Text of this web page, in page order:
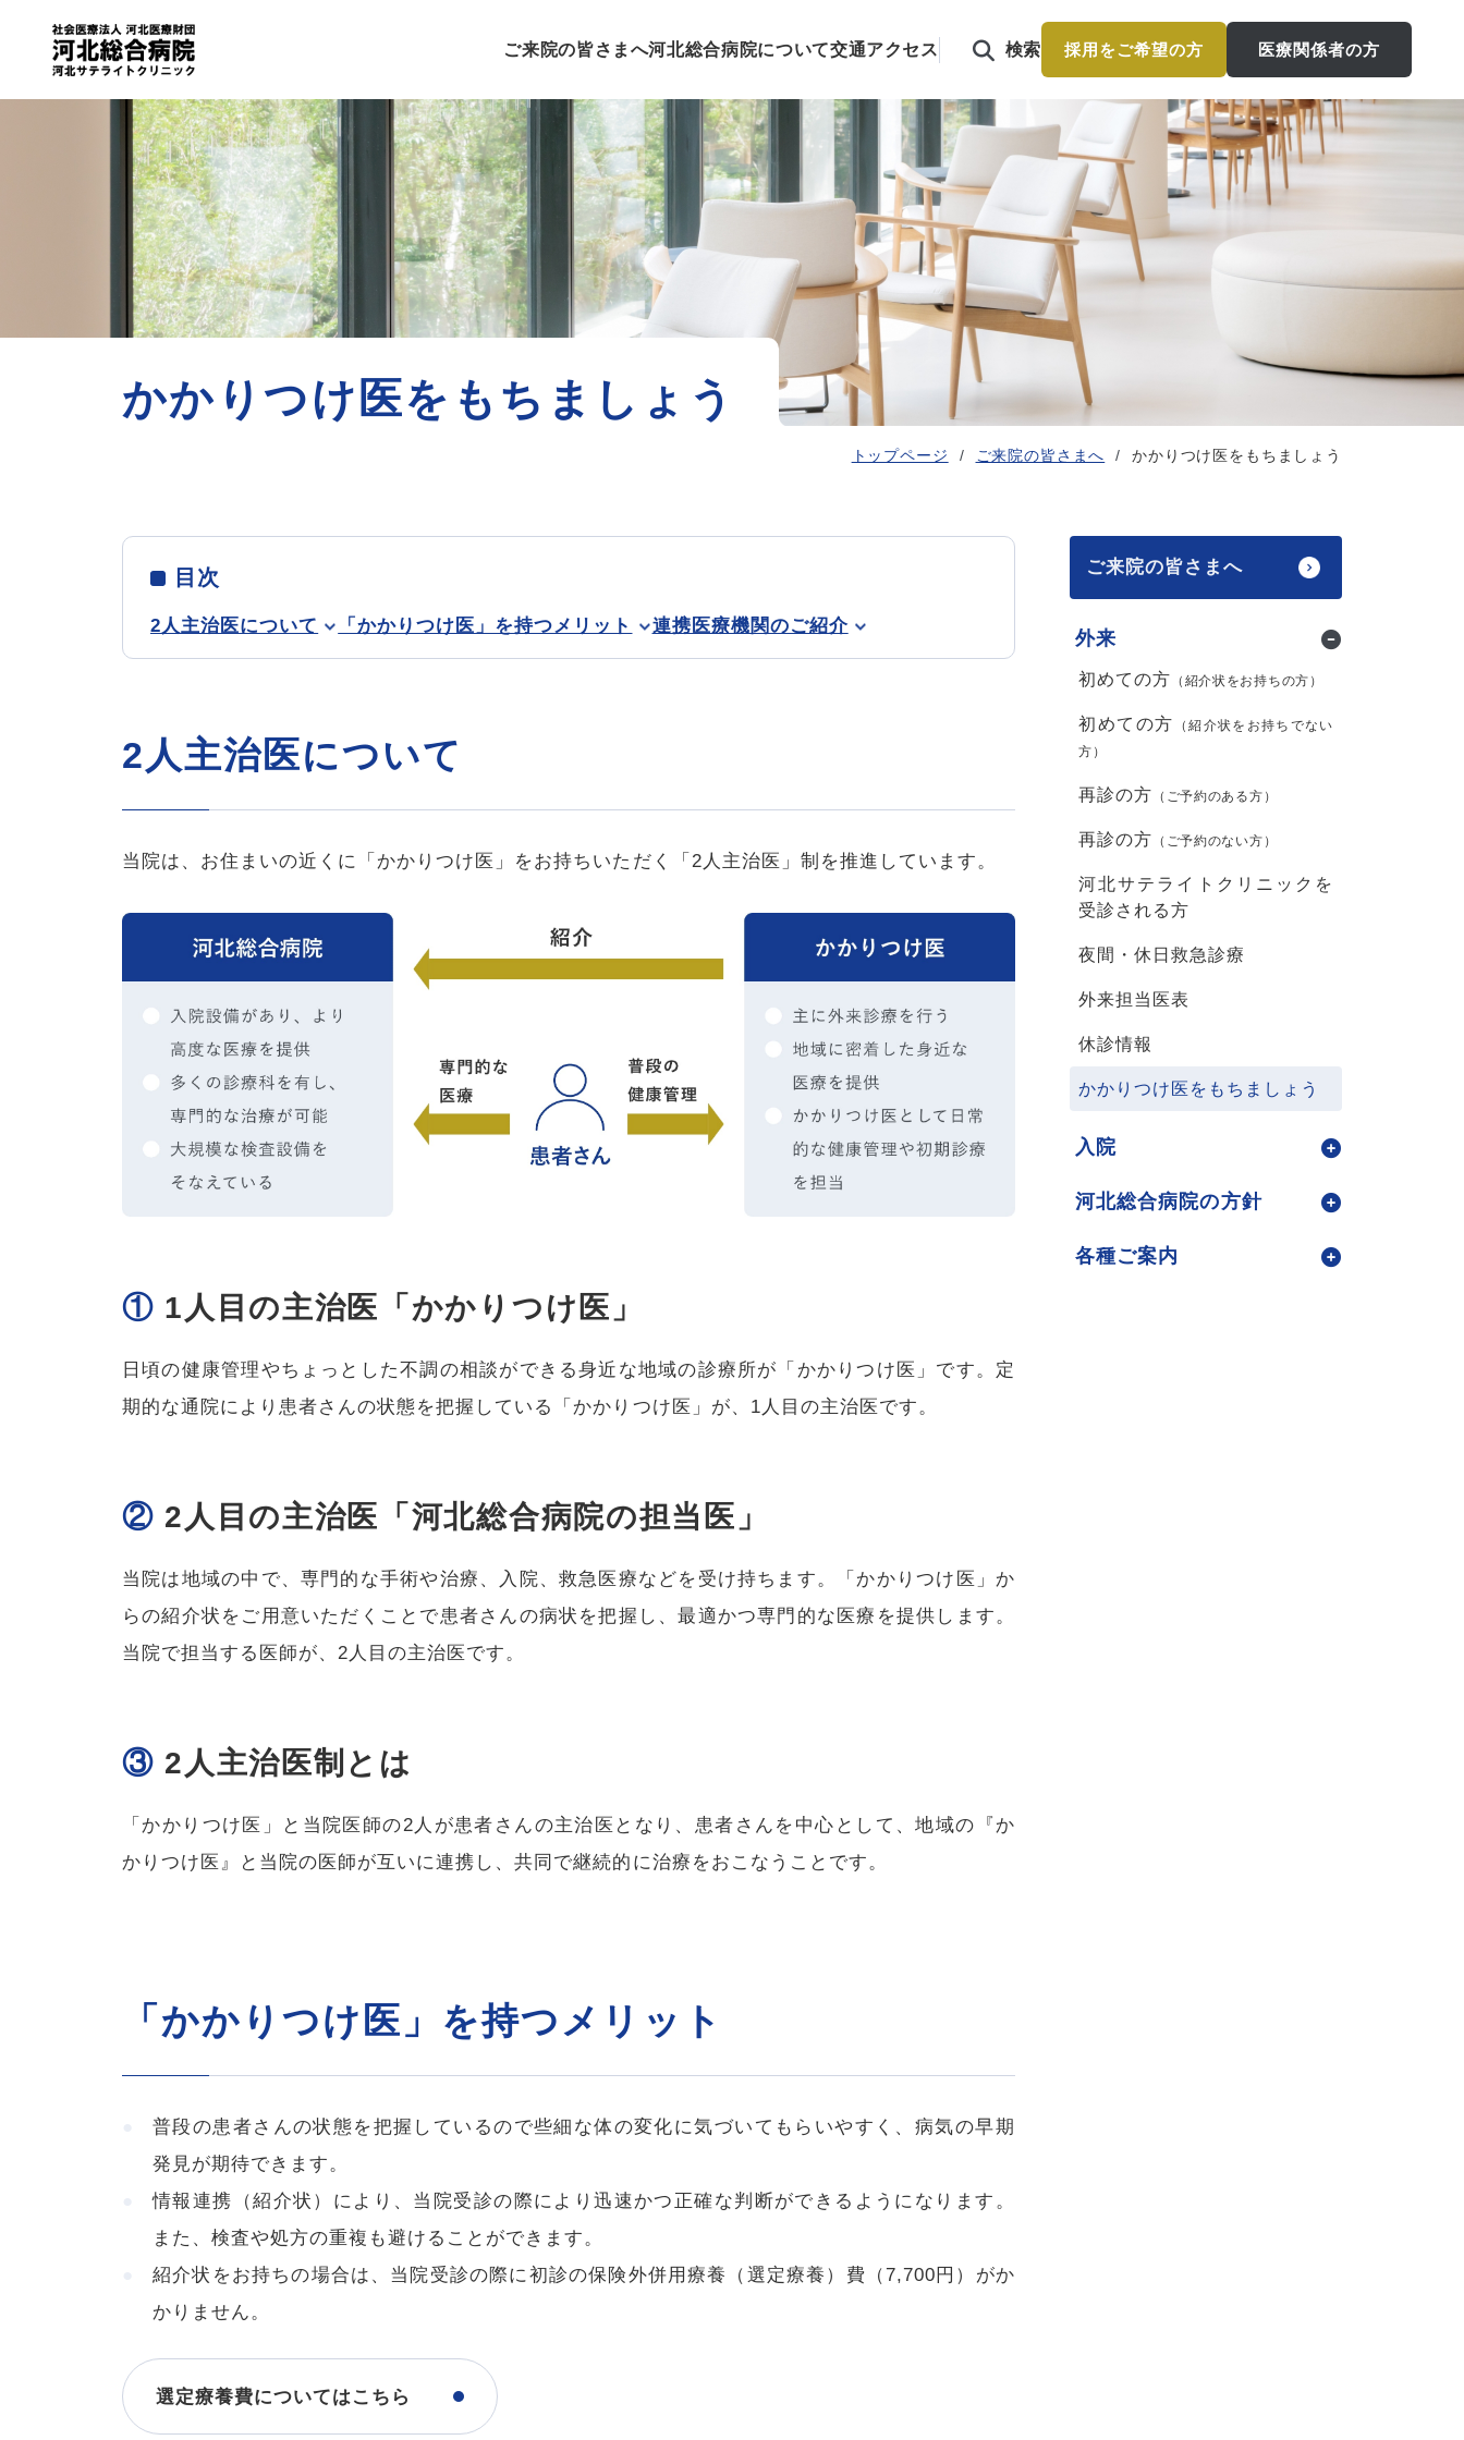
ご来院の皆さまへ河北総合病院について交通アクセス 検索 採用をご希望の方 医療関係者の方
かかりつけ医をもちましょう
トップページ ご来院の皆さまへ かかりつけ医をもちましょう
目次
2人主治医について 「かかりつけ医」を持つメリット 連携医療機関のご紹介
2人主治医について
当院は、お住まいの近くに「かかりつけ医」をお持ちいただく「2人主治医」制を推進しています。
① 1人目の主治医「かかりつけ医」
日頃の健康管理やちょっとした不調の相談ができる身近な地域の診療所が「かかりつけ医」です。定
期的な通院により患者さんの状態を把握している「かかりつけ医」が、1人目の主治医です。
② 2人目の主治医「河北総合病院の担当医」
当院は地域の中で、専門的な手術や治療、入院、救急医療などを受け持ちます。「かかりつけ医」か
らの紹介状をご用意いただくことで患者さんの病状を把握し、最適かつ専門的な医療を提供します。
当院で担当する医師が、2人目の主治医です。
③ 2人主治医制とは
「かかりつけ医」と当院医師の2人が患者さんの主治医となり、患者さんを中心として、地域の『か
かりつけ医』と当院の医師が互いに連携し、共同で継続的に治療をおこなうことです。
「かかりつけ医」を持つメリット
普段の患者さんの状態を把握しているので些細な体の変化に気づいてもらいやすく、病気の早期
発見が期待できます。
情報連携（紹介状）により、当院受診の際により迅速かつ正確な判断ができるようになります。
また、検査や処方の重複も避けることができます。
紹介状をお持ちの場合は、当院受診の際に初診の保険外併用療養（選定療養）費（7,700円）がか
かりません。
選定療養費についてはこちら
ご来院の皆さまへ
外来
初めての方 （紹介状をお持ちの方）
初めての方
（紹介状をお持ちでない
方）
再診の方 （ご予約のある方）
再診の方 （ご予約のない方）
河北サテライトクリニックを
受診される方
夜間・休日救急診療
外来担当医表
休診情報
かかりつけ医をもちましょう
入院
河北総合病院の方針
各種ご案内